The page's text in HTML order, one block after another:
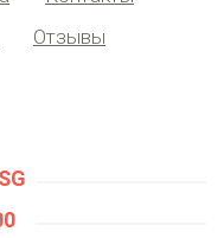
Отзывы